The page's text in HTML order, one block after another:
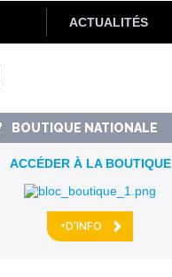
ACTUALITÉS
BOUTIQUE NATIONALE
ACCÉDER À LA BOUTIQUE
+D'INFO